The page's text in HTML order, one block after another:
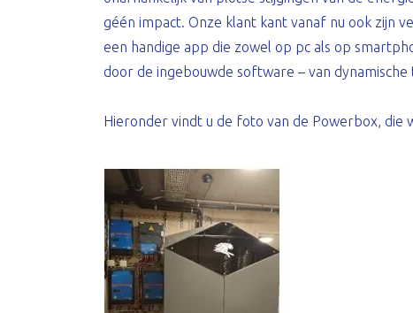
géén impact. Onze klant kant vanaf nu ook zijn
een handige app die zowel op pc als op
door de ingebouwde software – van
Hieronder vindt u de foto van de Powerbox, die